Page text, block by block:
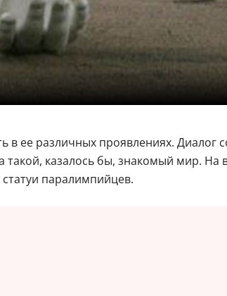
в ее различных проявлениях. Диалог
казалось бы, знакомый мир. На
паралимпийцев.